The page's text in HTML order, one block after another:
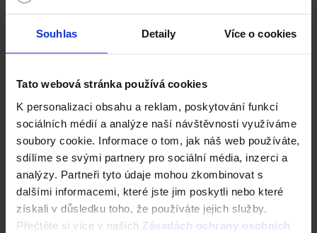
Souhlas Detaily Více o cookies
Tato webová stránka používá cookies
K personalizaci obsahu a reklam, poskytování funkcí
sociálních médií a analýze naší návštěvnosti využíváme
soubory cookie. Informace o tom, jak náš web používáte,
sdílíme se svými partnery pro sociální média, inzerci a
analýzy. Partneři tyto údaje mohou zkombinovat s
dalšími informacemi, které jste jim poskytli nebo které
získali v důsledku toho, že používáte jejich služby.
Přečtěte si více v našich Zásadách ochrany osobních